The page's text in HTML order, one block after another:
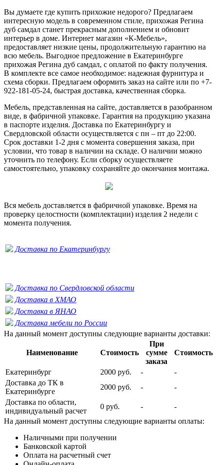
Вы думаете где купить прихожие недорого? Предлагаем
интересную модель в современном стиле, прихожая Регина
дуб самдал станет прекрасным дополнением и обновит
интерьер в доме. Интернет магазин «К-Мебель»,
предоставляет низкие цены, продолжительную гарантию на
всю мебель. Выгодное предложение в Екатеринбурге
прихожая Регина дуб самдал, с оплатой по факту получения.
В комплекте все самое необходимое: надежная фурнитура и
схема сборки. Предлагаем оформить заказ на сайте или по +7-
922-181-05-24, быстрая доставка, качественная сборка.
Мебель, представленная на сайте, доставляется в разобранном
виде, в фабричной упаковке. Гарантия на продукцию указана
в паспорте изделия. Доставка по Екатеринбургу и
Свердловской области осуществляется с пн – пт до 22:00.
Срок доставки 1-2 дня с момента совершения заказа, при
условии, что товар в наличии на складе. О наличии можно
уточнить по телефону. Если сборку осуществляете
самостоятельно, упаковку сохраняйте до окончания монтажа.
Вся мебель доставляется в фабричной упаковке. Время на
проверку целостности (комплектации) изделия 2 недели с
момента получения.
Доставка по Екатеринбургу
Доставка по Свердловской области
Доставка в ХМАО
Доставка в ЯНАО
Доставка мебели по России
На данный момент доступны следующие варианты доставки:
Наименование Стоимость
При
сумме
заказа
Стоимость
Екатеринбург 2000 руб. -
-
Доставка до ТК в
Екатеринбурге
2000 руб. -
-
Доставка по области,
индивидуальный расчет
0 руб. -
-
На данный момент доступны следующие варианты оплаты:
Наличными при получении
Банковской картой
Оплата на расчетный счет